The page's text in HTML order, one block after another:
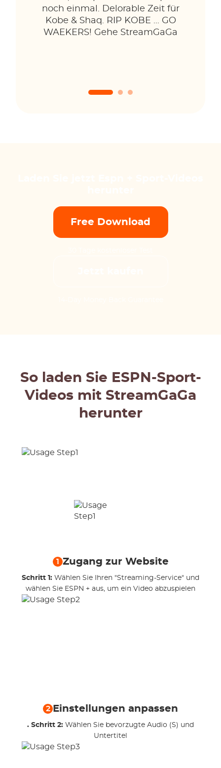
noch einmal. Delorable Zeit für
Kobe & Shaq. RIP KOBE ... GO
WAEKERS! Gehe StreamGaGa
Free Download
So laden Sie ESPN-Sport-
Videos mit StreamGaGa
herunter
1 Zugang zur Website
Schritt 1: Wählen Sie Ihren "Streaming-Service" und
wählen Sie ESPN + aus, um ein Video abzuspielen
2 Einstellungen anpassen
. Schritt 2: Wählen Sie bevorzugte Audio (S) und
Untertitel